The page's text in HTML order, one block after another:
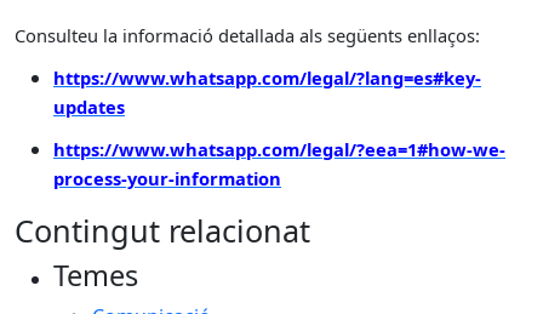
Consulteu la informació detallada als següents enllaços:
https://www.whatsapp.com/legal/?lang=es#key-
updates
https://www.whatsapp.com/legal/?eea=1#how-we-
process-your-information
Contingut relacionat
Temes